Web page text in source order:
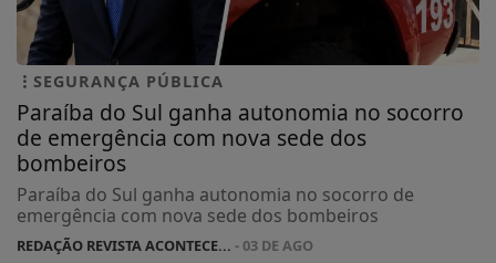
SEGURANÇA PÚBLICA
Paraíba do Sul ganha autonomia no socorro
de emergência com nova sede dos
bombeiros
Paraíba do Sul ganha autonomia no socorro de
emergência com nova sede dos bombeiros
REDAÇÃO REVISTA ACONTECE... - 03 DE AGO